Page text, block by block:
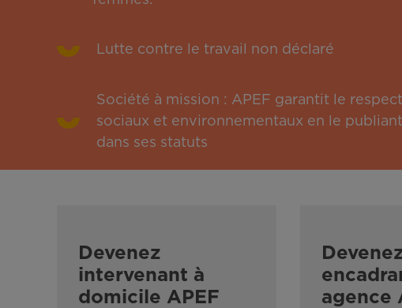
Lutte contre le travail non déclaré
Société à mission : APEF garantit le
sociaux et environnementaux en le
dans ses statuts
Devenez
intervenant à
domicile APEF
agence